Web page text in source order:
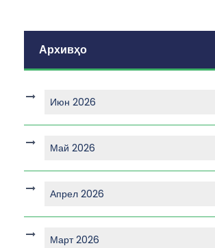
Архивҳо
Июн 2026
Май 2026
Апрел 2026
Март 2026